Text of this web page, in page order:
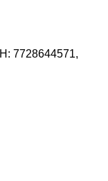
7728644571,